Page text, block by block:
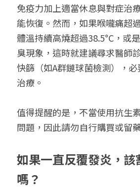
免疫力加上適當休息與對症治
能恢復。然而，如果喉嚨痛超
體溫持續高燒超過38.5°C，或
臭現象，這時就建議尋求醫師
快篩（如A群鏈球菌檢測），
治療。
值得提醒的是，不當使用抗生
問題，因此請勿自行購買或留
如果一直反覆發炎，該
嗎？